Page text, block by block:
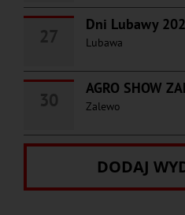
Dni Lubawy
Lubawa
AGRO SHOW
Zalewo
DODAJ